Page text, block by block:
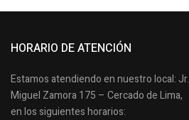
HORARIO DE ATENCIÓN
Estamos atendiendo en nuestro local: Jr.
Miguel Zamora 175 – Cercado de Lima,
en los siguientes horarios: